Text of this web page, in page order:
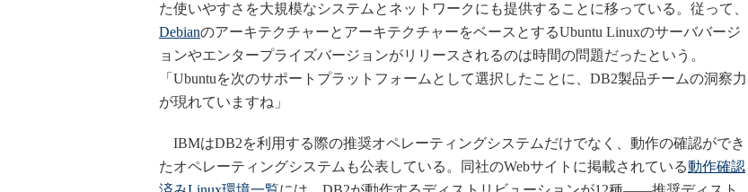
た使いやすさを大規模なシステムとネットワークにも提供することに移っている。従って、
DebianのアーキテクチャーとアーキテクチャーをベースとするUbuntu Linuxのサーババージ
ョンやエンタープライズバージョンがリリースされるのは時間の問題だったという。
「Ubuntuを次のサポートプラットフォームとして選択したことに、DB2製品チームの洞察力
が現れていますね」
IBMはDB2を利用する際の推奨オペレーティングシステムだけでなく、動作の確認ができ
たオペレーティングシステムも公表している。同社のWebサイトに掲載されている動作確認